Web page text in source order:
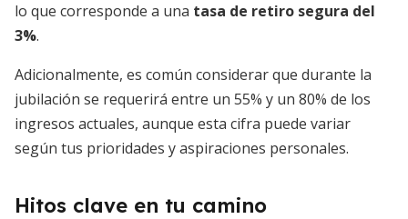
lo que corresponde a una tasa de retiro segura del
3%.
Adicionalmente, es común considerar que durante la
jubilación se requerirá entre un 55% y un 80% de los
ingresos actuales, aunque esta cifra puede variar
según tus prioridades y aspiraciones personales.
Hitos clave en tu camino